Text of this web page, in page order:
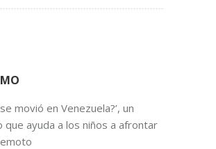
movió en Venezuela?’, un
que ayuda a los niños a afrontar